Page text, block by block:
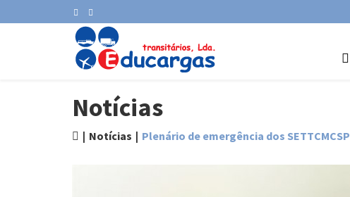
Notícias
Notícias Plenário de emergência dos SETTCMCSP